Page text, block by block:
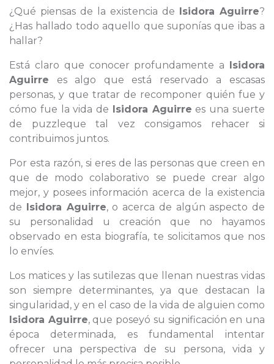
¿Qué piensas de la existencia de Isidora Aguirre?
¿Has hallado todo aquello que suponías que ibas a
hallar?
Está claro que conocer profundamente a Isidora
Aguirre es algo que está reservado a escasas
personas, y que tratar de recomponer quién fue y
cómo fue la vida de Isidora Aguirre es una suerte
de puzzleque tal vez consigamos rehacer si
contribuimos juntos.
Por esta razón, si eres de las personas que creen en
que de modo colaborativo se puede crear algo
mejor, y posees información acerca de la existencia
de Isidora Aguirre, o acerca de algún aspecto de
su personalidad u creación que no hayamos
observado en esta biografía, te solicitamos que nos
lo envíes.
Los matices y las sutilezas que llenan nuestras vidas
son siempre determinantes, ya que destacan la
singularidad, y en el caso de la vida de alguien como
Isidora Aguirre, que poseyó su significación en una
época determinada, es fundamental intentar
ofrecer una perspectiva de su persona, vida y